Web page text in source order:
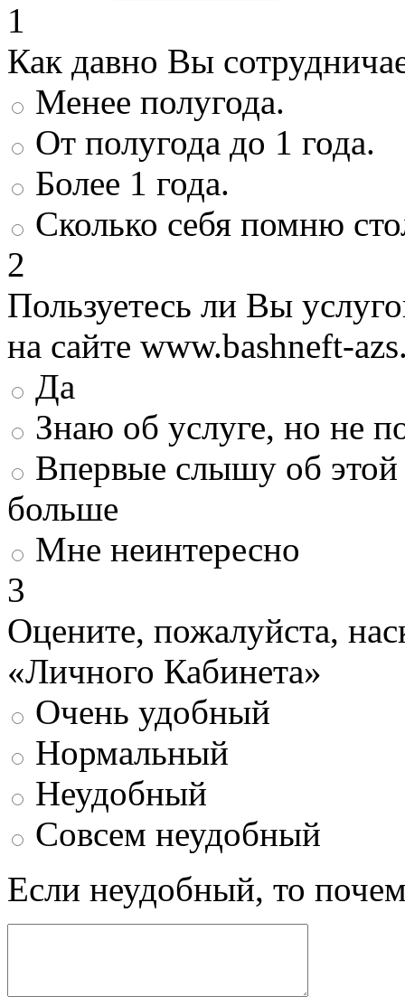
1
Как давно Вы
Менее полугода.
От полугода до 1 года.
Более 1 года.
Сколько себя помню
2
Пользуетесь ли Вы
на сайте www.bashneft-
Да
Знаю об услуге, но не
Впервые слышу об этой
больше
Мне неинтересно
3
Оцените, пожалуйста,
«Личного Кабинета»
Очень удобный
Нормальный
Неудобный
Совсем неудобный
Если неудобный, то